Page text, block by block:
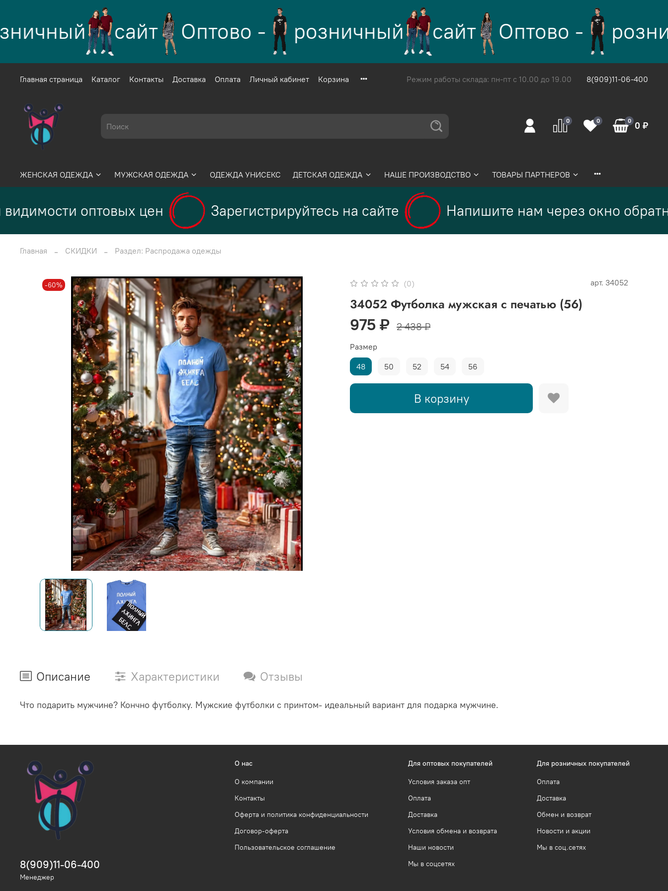
сайт Оптово - розничный сайт Оптово -
Главная страница Каталог Контакты Доставка Оплата Личный кабинет Корзина Режим работы склада: пн-пт с 10.00 до 19.00 8(909)11-06-400
0 0 0 0 ₽
ЖЕНСКАЯ ОДЕЖДА МУЖСКАЯ ОДЕЖДА ОДЕЖДА УНИСЕКС ДЕТСКАЯ ОДЕЖДА НАШЕ ПРОИЗВОДСТВО ТОВАРЫ ПАРТНЕРОВ
оптовых цен Зарегистрируйтесь на сайте Напишите нам через окно
Главная СКИДКИ Раздел: Распродажа одежды
-60% (0) арт. 34052
34052 Футболка мужская с печатью (56)
975 ₽ 2 438 ₽
В корзину
Размер
48
50 52 54 56
Описание Характеристики Отзывы
Что подарить мужчине? Кончно футболку. Мужские футболки с принтом- идеальный вариант для подарка мужчине.
О нас
О компании
Контакты
Оферта и политика конфиденциальности
Договор-оферта
Пользовательское соглашение
Для оптовых покупателей
Условия заказа опт
Оплата
Доставка
Условия обмена и возврата
Наши новости
Мы в соцсетях
Для розничных покупателей
Оплата
Доставка
Обмен и возврат
Новости и акции
Мы в соц.сетях
8(909)11-06-400
Менеджер